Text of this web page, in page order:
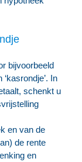
bijvoorbeeld
In
schenkt u
en van de
de rente
en